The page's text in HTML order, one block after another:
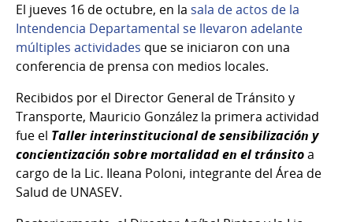
El jueves 16 de octubre, en la sala de actos de la
Intendencia Departamental se llevaron adelante
múltiples actividades que se iniciaron con una
conferencia de prensa con medios locales.
Recibidos por el Director General de Tránsito y
Transporte, Mauricio González la primera actividad
fue el Taller interinstitucional de sensibilización y
concientización sobre mortalidad en el tránsitoa
cargo de la Lic. Ileana Poloni, integrante del Área de
Salud de UNASEV.